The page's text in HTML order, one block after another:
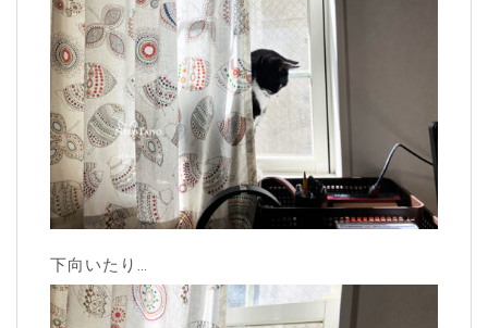
下向いたり…